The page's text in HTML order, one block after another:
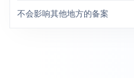
不会影响其他地方的备案